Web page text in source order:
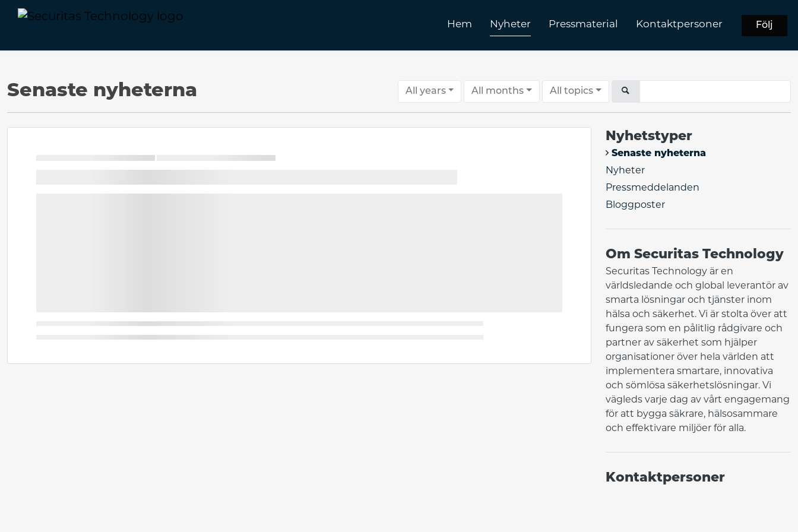
Hem Nyheter Pressmaterial Kontaktpersoner Följ
Senaste nyheterna All years All months All topics
Nyhetstyper
Senaste nyheterna
Nyheter
Pressmeddelanden
Bloggposter
Om Securitas Technology
Securitas Technology är en
världsledande och global leverantör av
smarta lösningar och tjänster inom
hälsa och säkerhet. Vi är stolta över att
fungera som en pålitlig rådgivare och
partner av säkerhet som hjälper
organisationer över hela världen att
implementera smartare, innovativa
och sömlösa säkerhetslösningar. Vi
vägleds varje dag av vårt engagemang
för att bygga säkrare, hälsosammare
och effektivare miljöer för alla.
Kontaktpersoner